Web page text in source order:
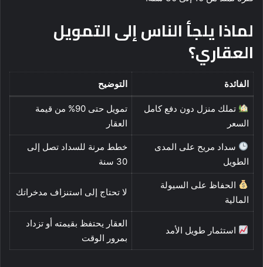
لماذا يلجأ الناس إلى التمويل
العقاري؟
الفائدة التوضيح
تملك منزل دون دفع كامل
السعر
تمويل حتى 90% من قيمة
العقار
سداد مريح على المدى
الطويل
خطط مرنة للسداد تصل إلى
30 سنة
الحفاظ على السيولة
المالية
لا تحتاج إلى استنزاف مدخراتك
استثمار طويل الأمد
العقار يحتفظ بقيمته أو تزداد
بمرور الوقت